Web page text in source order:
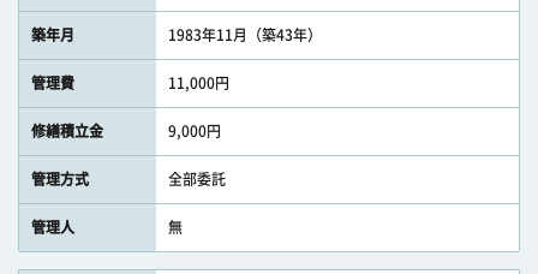
築年月 1983年11月（築43年）
管理費 11,000円
修繕積立金 9,000円
管理方式 全部委託
管理人 無